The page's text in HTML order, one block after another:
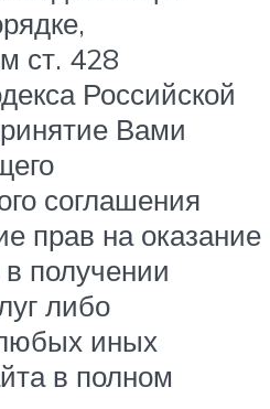
ст. 428
Российской
Вами
соглашения
прав на оказание
получении
либо
иных
в полном